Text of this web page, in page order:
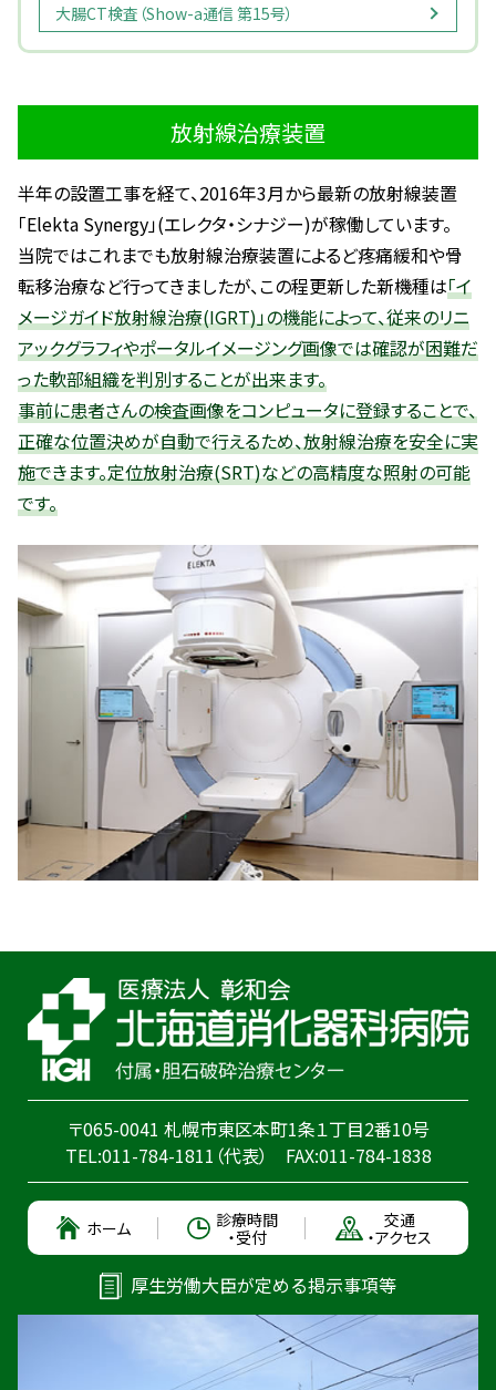
大腸CT検査（Show-a通信 第15号）
放射線治療装置
半年の設置工事を経て、2016年3月から最新の放射線装置
「Elekta Synergy」(エレクタ・シナジー)が稼働しています。
当院ではこれまでも放射線治療装置によるど疼痛緩和や骨
転移治療など行ってきましたが、この程更新した新機種は「イ
メージガイド放射線治療(IGRT)」の機能によって、従来のリニ
アックグラフィやポータルイメージング画像では確認が困難だ
った軟部組織を判別することが出来ます。
事前に患者さんの検査画像をコンピュータに登録することで、
正確な位置決めが自動で行えるため、放射線治療を安全に実
施できます。定位放射治療(SRT)などの高精度な照射の可能
です。
〒065-0041 札幌市東区本町1条１丁目2番10号
TEL:011-784-1811 （代表） FAX:011-784-1838
ホーム
診療時間
・受付
交通
・アクセス
厚生労働大臣が定める掲示事項等